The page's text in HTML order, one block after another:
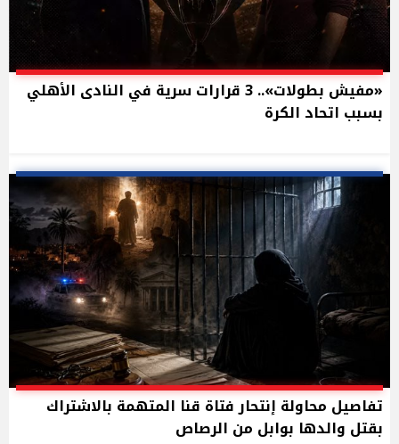
«مفيش بطولات».. 3 قرارات سرية في النادى الأهلي
بسبب اتحاد الكرة
تفاصيل محاولة إنتحار فتاة قنا المتهمة بالاشتراك
بقتل والدها بوابل من الرصاص